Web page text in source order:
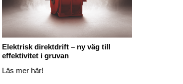
Elektrisk direktdrift – ny väg till
effektivitet i gruvan
Läs mer här!